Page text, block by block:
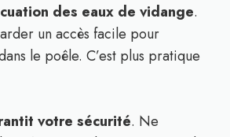
des eaux de vidange.
un accès facile pour
le poêle. C’est plus pratique
votre sécurité. Ne